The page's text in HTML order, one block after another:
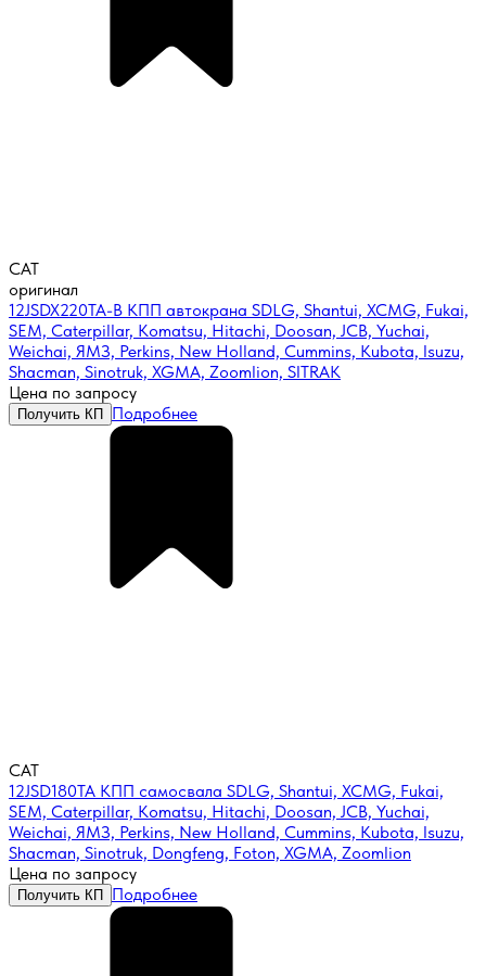
CAT
оригинал
12JSDX220TA-B КПП автокрана SDLG, Shantui, XCMG, Fukai,
SEM, Caterpillar, Komatsu, Hitachi, Doosan, JCB, Yuchai,
Weichai, ЯМЗ, Perkins, New Holland, Cummins, Kubota, Isuzu,
Shacman, Sinotruk, XGMA, Zoomlion, SITRAK
Цена по запросу
Получить КП Подробнее
CAT
12JSD180TA КПП самосвала SDLG, Shantui, XCMG, Fukai,
SEM, Caterpillar, Komatsu, Hitachi, Doosan, JCB, Yuchai,
Weichai, ЯМЗ, Perkins, New Holland, Cummins, Kubota, Isuzu,
Shacman, Sinotruk, Dongfeng, Foton, XGMA, Zoomlion
Цена по запросу
Получить КП Подробнее